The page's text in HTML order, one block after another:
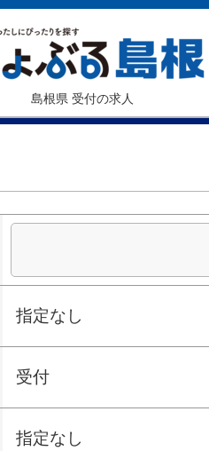
島根県 受付の求人
指定なし
受付
指定なし